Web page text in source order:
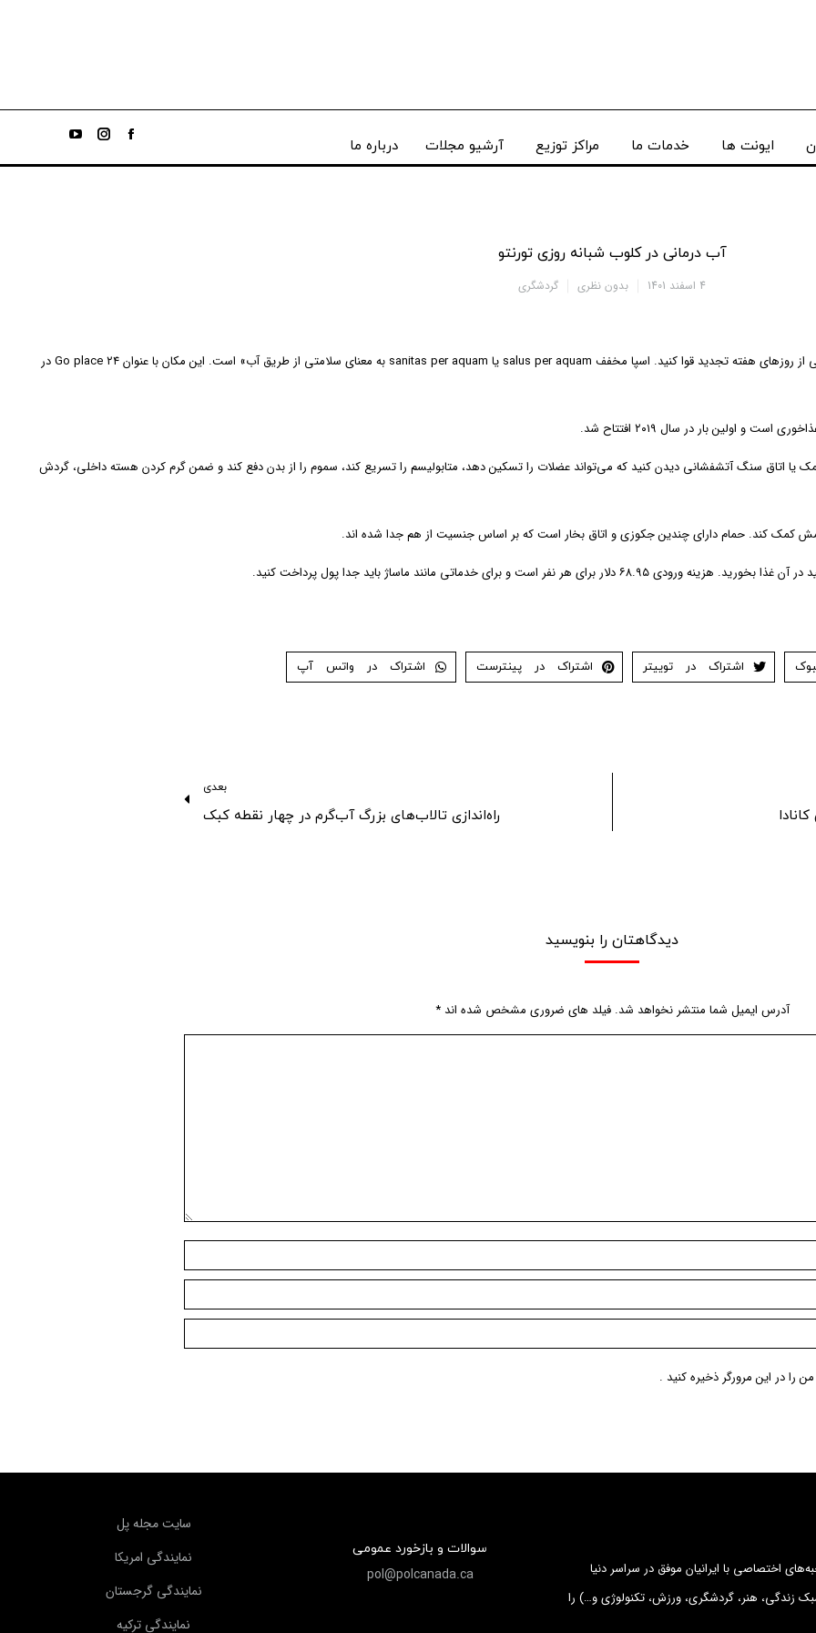
ایونت ها خدمات ما مراکز توزیع آرشیو مجلات درباره ما
آب درمانی در کلوب شبانه روزی تورنتو
4 اسفند 1401 بدون نظری گردشگری
یک اسپای لوکس در نزدیکی تورنتو وجود دارد که به شما امکان می‌دهد در هر زمانی از روزهای هفته تجدید قوا کنید. اسپا مخفف salus per aquam یا sanitas per aquam به معنای سلامتی از طریق آب» است. این مکان با عنوان Go place ۲۴ در
بار در سال ۲۰۱۹ افتتاح شد.
یا اتاق سنگ آتشفشانی دیدن کنید که می‌تواند عضلات را تسکین دهد، متابولیسم را تسریع کند، سموم را از بدن دفع کند و ضمن گرم کردن هسته داخلی، گردش
کمک کند. حمام دارای چندین جکوزی و اتاق بخار است که بر اساس جنسیت از هم جدا شده اند.
و برای خدماتی مانند ماساژ باید جدا پول پرداخت کنید.
اشتراک در توییتر اشتراک در پینترست اشتراک در واتس آپ
بعدی
راه‌اندازی تالاب‌های بزرگ آب‌گرم در چهار نقطه کبک
دیدگاهتان را بنویسید
آدرس ایمیل شما منتشر نخواهد شد. فیلد های ضروری مشخص شده اند*
را در این مرورگر ذخیره کنید .
اختصاصی با ایرانیان موفق در سراسر دنیا
زندگی، هنر، گردشگری، ورزش، تکنولوژی و…) را
سوالات و بازخورد عمومی
pol@polcanada.ca
سايت مجله پل
نمايندگي امريكا
نمايندگي گرجستان
نمايندگي تركيه